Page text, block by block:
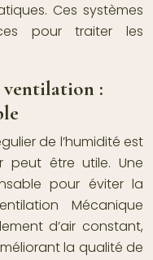
Ces systèmes
pour traiter les
ventilation :
de l’humidité est
peut être utile. Une
pour éviter la
Mécanique
d’air constant,
la qualité de